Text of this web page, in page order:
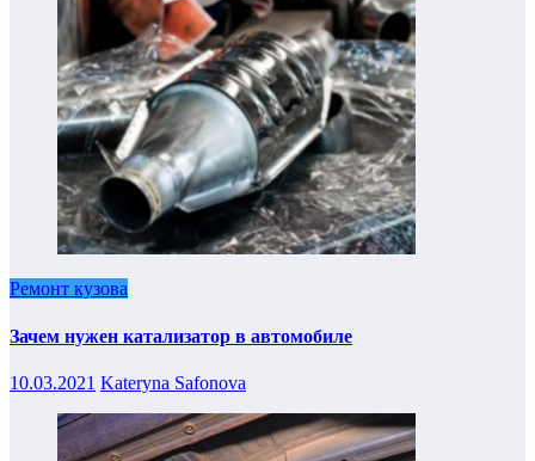
Ремонт кузова
Зачем нужен катализатор в автомобиле
10.03.2021 Kateryna Safonova